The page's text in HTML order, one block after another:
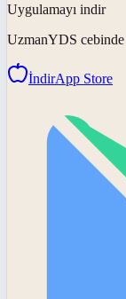
Uygulamayı indir
UzmanYDS
İndirApp Store